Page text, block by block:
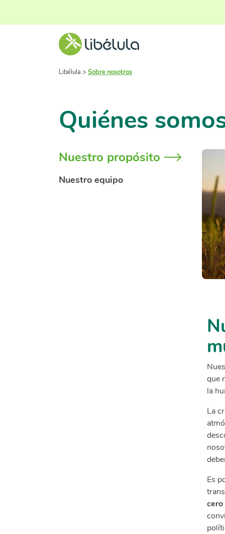
Libélula > Sobre nosotros
Quiénes
Nuestro propósito
Nuestro equipo
que
la
La
Es